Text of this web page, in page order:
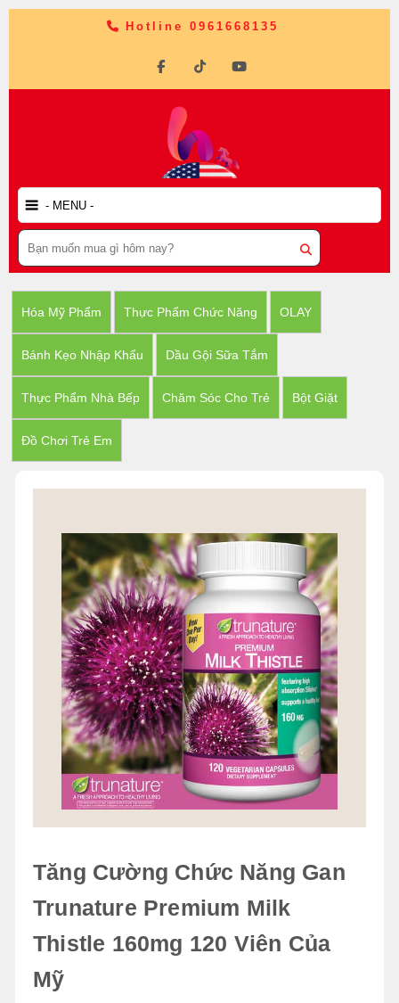
Hotline 0961668135
Hóa Mỹ Phẩm Thực Phẩm Chức Năng OLAY
Bánh Kẹo Nhập Khẩu Dầu Gội Sữa Tắm
Thực Phẩm Nhà Bếp Chăm Sóc Cho Trẻ Bột Giặt
Đồ Chơi Trẻ Em
Tăng Cường Chức Năng Gan
Trunature Premium Milk
Thistle 160mg 120 Viên Của
Mỹ